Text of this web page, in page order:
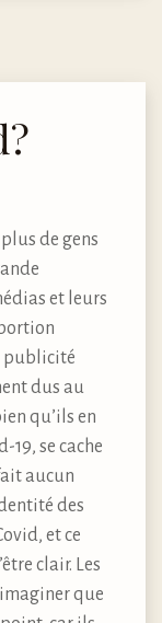
de gens
et leurs
publicité
dus au
qu’ils en
19, se cache
aucun
des
et ce
clair. Les
que